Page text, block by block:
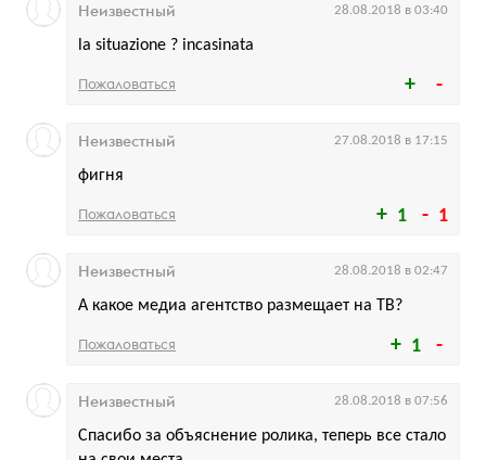
la situazione ? incasinata
Неизвестный 28.08.2018 в 03:40
Пожаловаться
1 1
фигня
Неизвестный 27.08.2018 в 17:15
Пожаловаться
1
А какое медиа агентство размещает на ТВ?
Неизвестный 28.08.2018 в 02:47
Пожаловаться
Спасибо за объяснение ролика, теперь все стало
Неизвестный 28.08.2018 в 07:56